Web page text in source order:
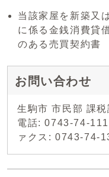
当該家屋を新築又
に係る金銭消費貸
のある売買契約書
お問い合わせ
生駒市 市民部 課税
電話: 0743-74-
ァクス: 0743-74-